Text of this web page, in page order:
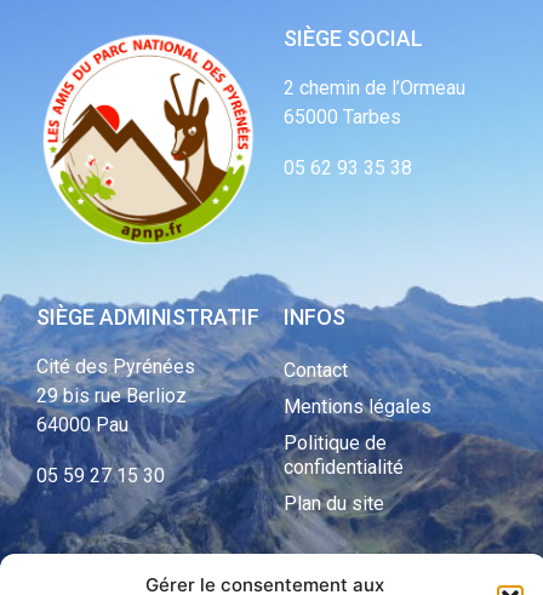
Gérer le consentement aux
SIÈGE SOCIAL
2 chemin de l’Ormeau
65000 Tarbes
05 62 93 35 38
SIÈGE ADMINISTRATIF
Cité des Pyrénées
29 bis rue Berlioz
64000 Pau
05 59 27 15 30
INFOS
Contact
Mentions légales
Politique de
confidentialité
Plan du site